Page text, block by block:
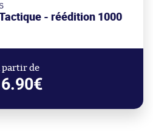
- réédition 1000
partir de